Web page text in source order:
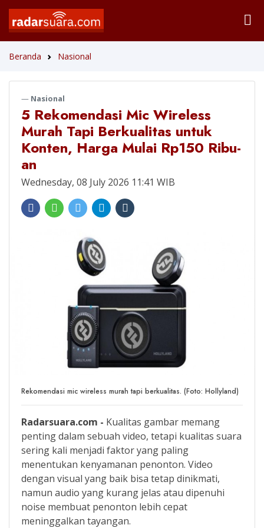
Beranda Nasional
Nasional
5 Rekomendasi Mic Wireless
Murah Tapi Berkualitas untuk
Konten, Harga Mulai Rp150 Ribu-
an
Wednesday, 08 July 2026 11:41 WIB
Rekomendasi mic wireless murah tapi berkualitas. (Foto: Hollyland)
Radarsuara.com - Kualitas gambar memang
penting dalam sebuah video, tetapi kualitas suara
sering kali menjadi faktor yang paling
menentukan kenyamanan penonton. Video
dengan visual yang baik bisa tetap dinikmati,
namun audio yang kurang jelas atau dipenuhi
noise membuat penonton lebih cepat
meninggalkan tayangan.